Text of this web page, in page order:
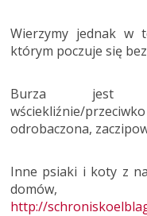
Wierzymy jednak w
którym poczuje się
Burza jest
wściekliźnie/
odrobaczona,
Inne psiaki i koty z
domów,
http://